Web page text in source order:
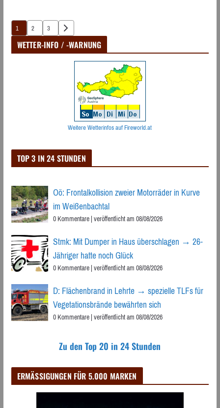
Seitennummerierung
der
1 2 3
WETTER-INFO / -WARNUNG
Weitere Wetterinfos auf Fireworld.at
TOP 3 IN 24 STUNDEN
Oö: Frontalkollision zweier Motorräder in Kurve
im Weißenbachtal
0 Kommentare|veröffentlicht am 08/08/2026
Stmk: Mit Dumper in Haus überschlagen → 26-
Jähriger hatte noch Glück
0 Kommentare|veröffentlicht am 08/08/2026
D: Flächenbrand in Lehrte → spezielle TLFs für
Vegetationsbrände bewährten sich
0 Kommentare|veröffentlicht am 08/08/2026
Zu den Top 20 in 24 Stunden
ERMÄSSIGUNGEN FÜR 5.000 MARKEN